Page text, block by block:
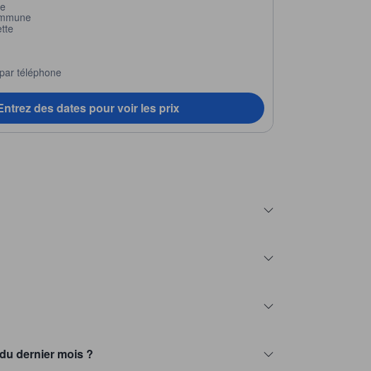
téléphone
des dates pour voir les prix
dernier mois ?